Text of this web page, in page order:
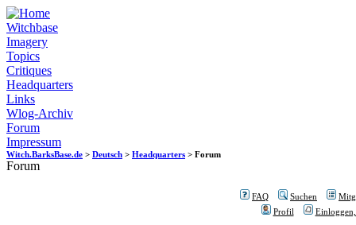
Witchbase
Imagery
Topics
Critiques
Headquarters
Links
Wlog-Archiv
Forum
Impressum
Witch.BarksBase.de > Deutsch > Headquarters > Forum
Forum
FAQ Suchen
Profil